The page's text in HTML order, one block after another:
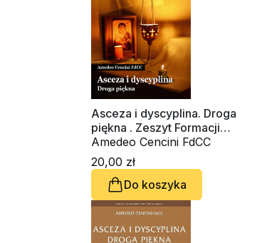
Asceza i dyscyplina. Droga
piękna . Zeszyt Formacji
Duchowej nr 93
Amedeo Cencini FdCC
20,00 zł
Do koszyka